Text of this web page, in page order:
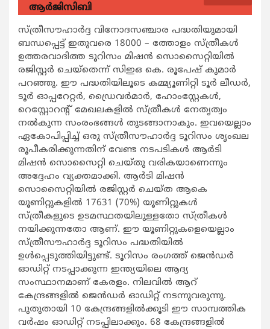
ആര്‍ജിസിബി
സ്ത്രീസൗഹാര്‍ദ്ദ വിനോദസഞ്ചാര പദ്ധതിയുമായി
ബന്ധപ്പെട്ട് ഇതുവരെ 18000 – ത്തോളം സ്ത്രീകള്‍
ഉത്തരവാദിത്ത ടൂറിസം മിഷന്‍ സൊസൈറ്റിയില്‍
രജിസ്റ്റര്‍ ചെയ്തെന്ന് സിഇഒ കെ. രൂപേഷ് കുമാര്‍
പറഞ്ഞു. ഈ പദ്ധതിയിലൂടെ കമ്മ്യൂണിറ്റി ടൂര്‍ ലീഡര്‍,
ടൂര്‍ ഓപ്പറേറ്റര്‍, ഡ്രൈവര്‍മാര്‍, ഹോംസ്റ്റേകള്‍,
റെസ്റ്റോറന്‍റ് മേഖലകളില്‍ സ്ത്രീകള്‍ നേതൃത്വം
നല്‍കുന്ന സംരംഭങ്ങള്‍ തുടങ്ങാനാകും. ഇവയെല്ലാം
ഏകോപിപ്പിച്ച് ഒരു സ്ത്രീസൗഹാര്‍ദ്ദ ടൂറിസം ശൃംഖല
രൂപീകരിക്കുന്നതിന് വേണ്ട നടപടികള്‍ ആര്‍ടി
മിഷന്‍ സൊസൈറ്റി ചെയ്തു വരികയാണെന്നും
അദ്ദേഹം വ്യക്തമാക്കി. ആര്‍ടി മിഷന്‍
സൊസൈറ്റിയില്‍ രജിസ്റ്റര്‍ ചെയ്ത ആകെ
യൂണിറ്റുകളില്‍ 17631 (70%) യൂണിറ്റുകള്‍
സ്ത്രീകളുടെ ഉടമസ്ഥതയിലുള്ളതോ സ്ത്രീകള്‍
നയിക്കുന്നതോ ആണ്. ഈ യൂണിറ്റുകളെയെല്ലാം
സ്ത്രീസൗഹാര്‍ദ്ദ ടൂറിസം പദ്ധതിയില്‍
ഉള്‍പ്പെടുത്തിയിട്ടുണ്ട്. ടൂറിസം രംഗത്ത് ജെന്‍ഡര്‍
ഓഡിറ്റ് നടപ്പാക്കുന്ന ഇന്ത്യയിലെ ആദ്യ
സംസ്ഥാനമാണ് കേരളം. നിലവില്‍ ആറ്
കേന്ദ്രങ്ങളില്‍ ജെന്‍ഡര്‍ ഓഡിറ്റ് നടന്നുവരുന്നു.
പുതുതായി 10 കേന്ദ്രങ്ങളില്‍ക്കൂടി ഈ സാമ്പത്തിക
വര്‍ഷം ഓഡിറ്റ് നടപ്പിലാക്കും. 68 കേന്ദ്രങ്ങളില്‍